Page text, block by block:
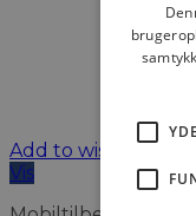
Add to wishlist
Vis